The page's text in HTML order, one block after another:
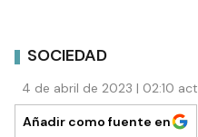
SOCIEDAD
4 de abril de 2023 | 02:10
Añadir como fuente en